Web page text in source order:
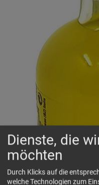
Dienste, die
möchten
Durch Klicks auf die
welche Technologien zum